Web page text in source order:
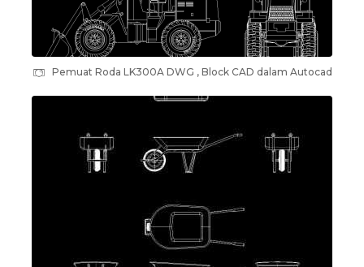
Pemuat Roda LK300A DWG , Block CAD dalam Autocad